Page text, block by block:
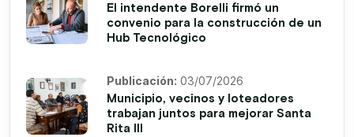
El intendente Borelli firmó un
convenio para la construcción de un
Hub Tecnológico
Publicación: 03/07/2026
Municipio, vecinos y loteadores
trabajan juntos para mejorar Santa
Rita III